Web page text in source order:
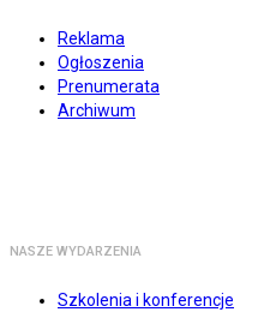
Reklama
Ogłoszenia
Prenumerata
Archiwum
NASZE WYDARZENIA
Szkolenia i konferencje